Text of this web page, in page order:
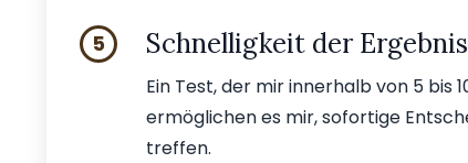
5 Schnelligkeit der
Ein Test, der mir innerhalb von 5 bis
ermöglichen es mir, sofortige
treffen.